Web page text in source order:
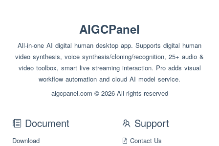
AIGCPanel
All-in-one AI digital human desktop app. Supports digital human
video synthesis, voice synthesis/cloning/recognition, 25+ audio &
video toolbox, smart live streaming interaction. Pro adds visual
workflow automation and cloud AI model service.
aigcpanel.com © 2026 All rights reserved
Document
Download
Support
Contact Us